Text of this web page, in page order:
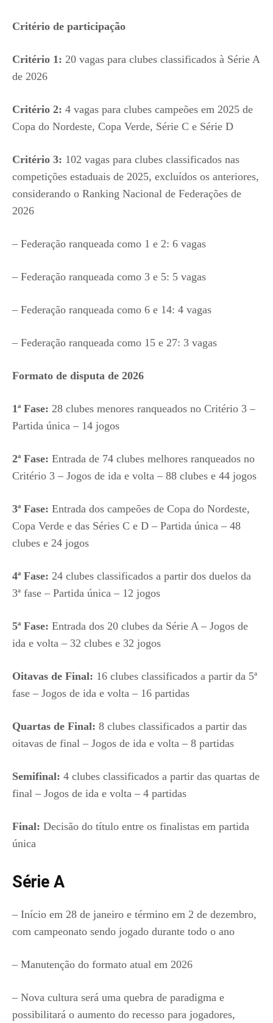
Critério de participação
Critério 1: 20 vagas para clubes classificados à Série A
de 2026
Critério 2: 4 vagas para clubes campeões em 2025 de
Copa do Nordeste, Copa Verde, Série C e Série D
Critério 3: 102 vagas para clubes classificados nas
competições estaduais de 2025, excluídos os anteriores,
considerando o Ranking Nacional de Federações de
2026
– Federação ranqueada como 1 e 2: 6 vagas
– Federação ranqueada como 3 e 5: 5 vagas
– Federação ranqueada como 6 e 14: 4 vagas
– Federação ranqueada como 15 e 27: 3 vagas
Formato de disputa de 2026
1ª Fase: 28 clubes menores ranqueados no Critério 3 –
Partida única – 14 jogos
2ª Fase: Entrada de 74 clubes melhores ranqueados no
Critério 3 – Jogos de ida e volta – 88 clubes e 44 jogos
3ª Fase: Entrada dos campeões de Copa do Nordeste,
Copa Verde e das Séries C e D – Partida única – 48
clubes e 24 jogos
4ª Fase: 24 clubes classificados a partir dos duelos da
3ª fase – Partida única – 12 jogos
5ª Fase: Entrada dos 20 clubes da Série A – Jogos de
ida e volta – 32 clubes e 32 jogos
Oitavas de Final: 16 clubes classificados a partir da 5ª
fase – Jogos de ida e volta – 16 partidas
Quartas de Final: 8 clubes classificados a partir das
oitavas de final – Jogos de ida e volta – 8 partidas
Semifinal: 4 clubes classificados a partir das quartas de
final – Jogos de ida e volta – 4 partidas
Final: Decisão do título entre os finalistas em partida
única
Série A
– Início em 28 de janeiro e término em 2 de dezembro,
com campeonato sendo jogado durante todo o ano
– Manutenção do formato atual em 2026
– Nova cultura será uma quebra de paradigma e
possibilitará o aumento do recesso para jogadores,